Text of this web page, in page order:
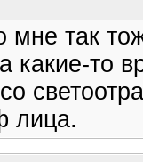
мне так
какие-то
лица.